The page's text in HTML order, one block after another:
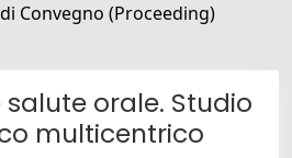
Convegno (Proceeding)
orale. Studio
multicentrico